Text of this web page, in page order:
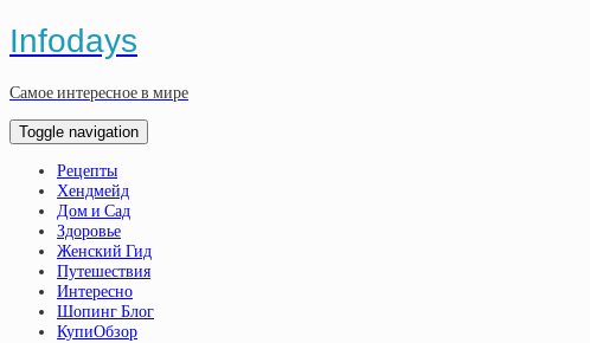
Infodays
Самое интересное в мире
Toggle navigation
Рецепты
Хендмейд
Дом и Сад
Здоровье
Женский Гид
Путешествия
Интересно
Шопинг Блог
КупиОбзор